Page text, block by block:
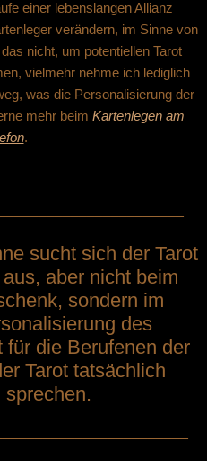
einer lebenslangen Allianz
verändern, im Sinne von
nicht, um potentiellen Tarot
vielmehr nehme ich lediglich
was die Personalisierung der
mehr beim Kartenlegen am
.
sucht sich der Tarot
aber nicht beim
sondern im
des
die Berufenen der
Tarot tatsächlich
sprechen.